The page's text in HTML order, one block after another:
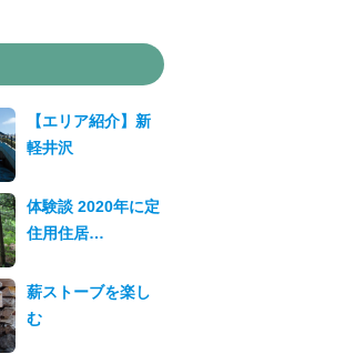
【エリア紹介】新
軽井沢
体験談 2020年に定
住用住居…
薪ストーブを楽し
む